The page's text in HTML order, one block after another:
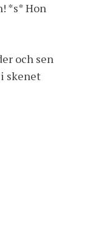
*s* Hon
och sen
skenet